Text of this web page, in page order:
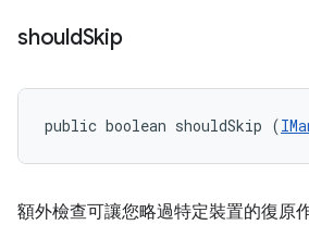
shouldSkip
public boolean shouldSkip (
額外檢查可讓您略過特定裝置的復原作